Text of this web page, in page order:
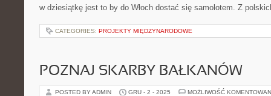
w dziesiątkę jest to by do Włoch dostać się samolotem. Z
CATEGORIES: PROJEKTY MIĘDZYNARODOWE
POZNAJ SKARBY BAŁKANÓW
POSTED BY ADMIN GRU - 2 - 2025 MOŻLIWOŚĆ